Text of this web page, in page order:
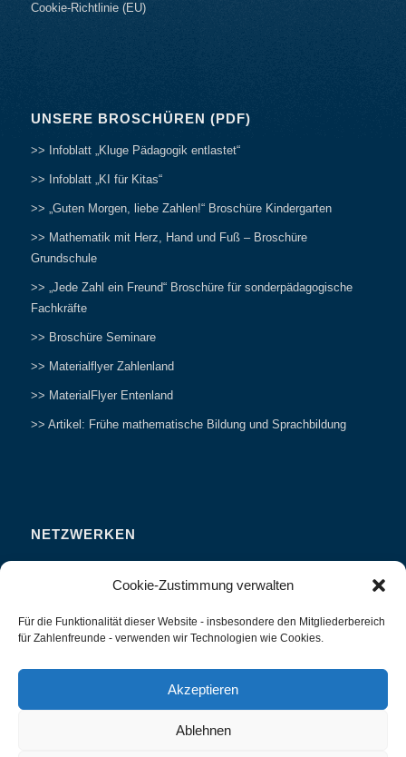
Cookie-Zustimmung verwalten
Für die Funktionalität dieser Website - insbesondere den Mitgliederbereich
für Zahlenfreunde - verwenden wir Technologien wie Cookies.
Akzeptieren
Ablehnen
Cookie-Richtlinie (EU)
UNSERE BROSCHÜREN (PDF)
>> Infoblatt „Kluge Pädagogik entlastet“
>> Infoblatt „KI für Kitas“
>> „Guten Morgen, liebe Zahlen!“ Broschüre Kindergarten
>> Mathematik mit Herz, Hand und Fuß – Broschüre
Grundschule
>> „Jede Zahl ein Freund“ Broschüre für sonderpädagogische
Fachkräfte
>> Broschüre Seminare
>> Materialflyer Zahlenland
>> MaterialFlyer Entenland
>> Artikel: Frühe mathematische Bildung und Sprachbildung
NETZWERKEN
Zahlenfreunde Forum
Studieren
Interviews und Erfahrungsberichte